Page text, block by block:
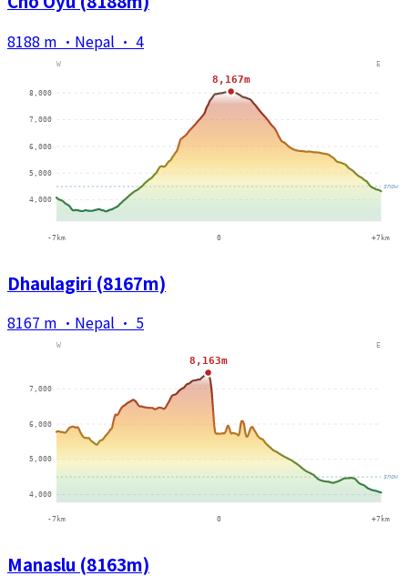
8188 m · Nepal · 4
Dhaulagiri (8167m)
8167 m · Nepal · 5
Manaslu (8163m)